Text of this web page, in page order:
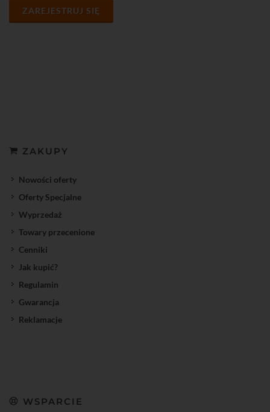
ZAREJESTRUJ SIĘ
ZAKUPY
Nowości oferty
Oferty Specjalne
Wyprzedaż
Towary przecenione
Cenniki
Jak kupić?
Regulamin
Gwarancja
Reklamacje
WSPARCIE